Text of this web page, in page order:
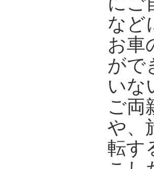
など
お車
がで
いな
ご両
や、
転す